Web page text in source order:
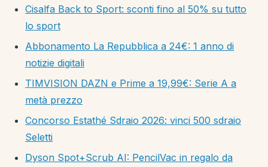
Cisalfa Back to Sport: sconti fino al 50% su tutto
lo sport
Abbonamento La Repubblica a 24€: 1 anno di
notizie digitali
TIMVISION DAZN e Prime a 19,99€: Serie A a
metà prezzo
Concorso Estathé Sdraio 2026: vinci 500 sdraio
Seletti
Dyson Spot+Scrub AI: PencilVac in regalo da